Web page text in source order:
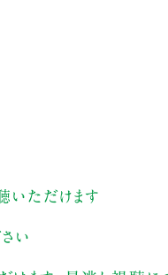
いただけます
い